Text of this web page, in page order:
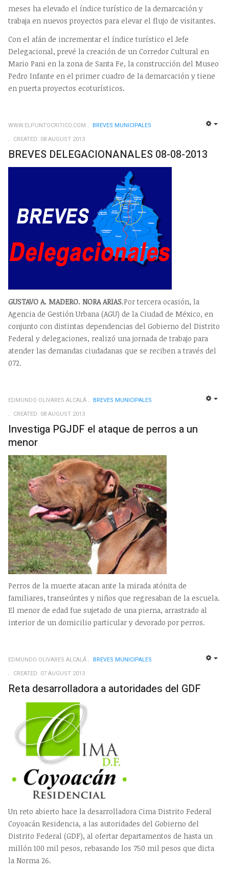
meses ha elevado el índice turístico de la demarcación y
trabaja en nuevos proyectos para elevar el flujo de visitantes.
Con el afán de incrementar el índice turístico el Jefe
Delegacional, prevé la creación de un Corredor Cultural en
Mario Pani en la zona de Santa Fe, la construcción del Museo
Pedro Infante en el primer cuadro de la demarcación y tiene
en puerta proyectos ecoturísticos.
WWW.ELPUNTOCRITICO.COM
BREVES MUNICIPALES
CREATED: 08 AUGUST 2013
BREVES DELEGACIONANALES 08-08-2013
GUSTAVO A. MADERO. NORA ARIAS.Por tercera ocasión, la
Agencia de Gestión Urbana (AGU) de la Ciudad de México, en
conjunto con distintas dependencias del Gobierno del Distrito
Federal y delegaciones, realizó una jornada de trabajo para
atender las demandas ciudadanas que se reciben a través del
072.
EDMUNDO OLIVARES ALCALÁ
BREVES MUNICIPALES
CREATED: 08 AUGUST 2013
Investiga PGJDF el ataque de perros a un
menor
Perros de la muerte atacan ante la mirada atónita de
familiares, transeúntes y niños que regresaban de la escuela.
El menor de edad fue sujetado de una pierna, arrastrado al
interior de un domicilio particular y devorado por perros.
EDMUNDO OLIVARES ALCALÁ
BREVES MUNICIPALES
CREATED: 07 AUGUST 2013
Reta desarrolladora a autoridades del GDF
Un reto abierto hace la desarrolladora Cima Distrito Federal
Coyoacán Residencia, a las autoridades del Gobierno del
Distrito Federal (GDF), al ofertar departamentos de hasta un
millón 100 mil pesos, rebasando los 750 mil pesos que dicta
la Norma 26.